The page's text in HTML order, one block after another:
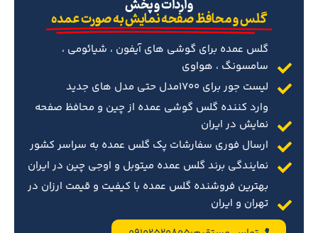
‌واردات و پخش
گلس و محافظ صفحه نمایش به صورت عمده
گلس عمده برای گوشی های آیفون ، شیائومی ،
سامسونگ ، هواوی
لیست جور برای 1700مدل حتی مدل های جدید
وارد کننده گلس گوشی عمده از چین و محافظ صفحه
نمایش در ایران
ارسال فوری سفارشات پک گلس عمده به سراسر کشور
نمایندگی برند گلس عمده میتوبل و اوجی چین در ایران
بهترین فروشنده گلس عمده با کیفیت و قیمت ارزان در
تهران و ایران